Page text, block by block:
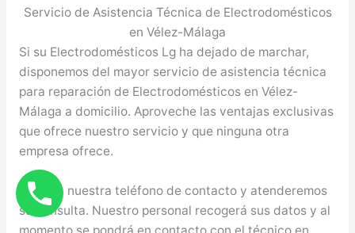
Servicio de Asistencia Técnica de Electrodomésticos
en Vélez-Málaga
Si su Electrodomésticos Lg ha dejado de marchar,
disponemos del mayor servicio de asistencia técnica
para reparación de Electrodomésticos en Vélez-
Málaga a domicilio. Aproveche las ventajas exclusivas
que ofrece nuestro servicio y que ninguna otra
empresa ofrece.
Llame a nuestra teléfono de contacto y atenderemos
su consulta. Nuestro personal recogerá sus datos y al